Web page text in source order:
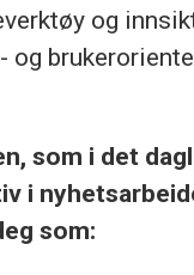
og
og
som i det
i
som: